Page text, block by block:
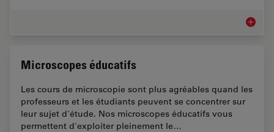
Microscopes éducatifs
Les cours de microscopie sont plus agréables quand les
professeurs et les étudiants peuvent se concentrer sur
leur sujet d'étude. Nos microscopes éducatifs vous
permettent d'exploiter pleinement le…